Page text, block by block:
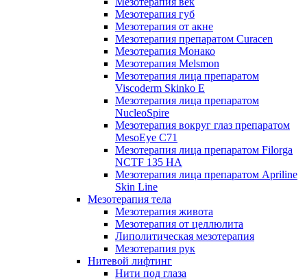
Мезотерапия губ
Мезотерапия от акне
Мезотерапия препаратом Curacen
Мезотерапия Монако
Мезотерапия Melsmon
Мезотерапия лица препаратом
Viscoderm Skinko E
Мезотерапия лица препаратом
NucleoSpire
Мезотерапия вокруг глаз препаратом
MesoEye С71
Мезотерапия лица препаратом Filorga
NCTF 135 HA
Мезотерапия лица препаратом Apriline
Skin Line
Мезотерапия тела
Мезотерапия живота
Мезотерапия от целлюлита
Липолитическая мезотерапия
Мезотерапия рук
Нитевой лифтинг
Нити под глаза